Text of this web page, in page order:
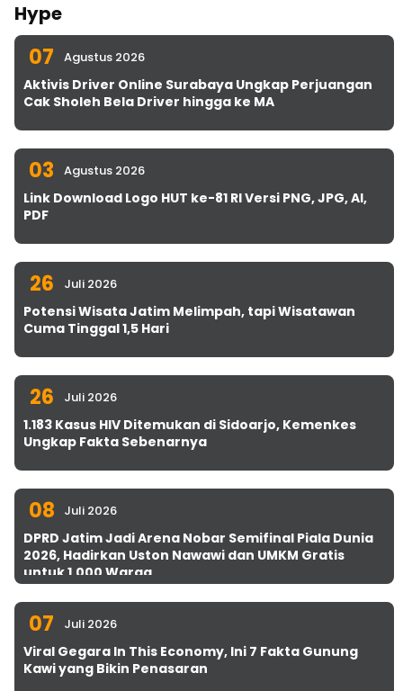
Hype
07 Agustus 2026
Aktivis Driver Online Surabaya Ungkap Perjuangan
Cak Sholeh Bela Driver hingga ke MA
03 Agustus 2026
Link Download Logo HUT ke-81 RI Versi PNG, JPG, AI,
PDF
26 Juli 2026
Potensi Wisata Jatim Melimpah, tapi Wisatawan
Cuma Tinggal 1,5 Hari
26 Juli 2026
1.183 Kasus HIV Ditemukan di Sidoarjo, Kemenkes
Ungkap Fakta Sebenarnya
08 Juli 2026
DPRD Jatim Jadi Arena Nobar Semifinal Piala Dunia
2026, Hadirkan Uston Nawawi dan UMKM Gratis
untuk 1.000 Warga
07 Juli 2026
Viral Gegara In This Economy, Ini 7 Fakta Gunung
Kawi yang Bikin Penasaran